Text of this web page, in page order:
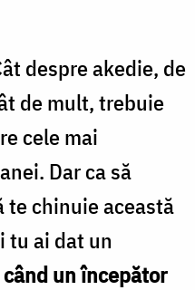
despre akedie, de
de mult, trebuie
cele mai
Dar ca să
te chinuie această
tu ai dat un
un începător